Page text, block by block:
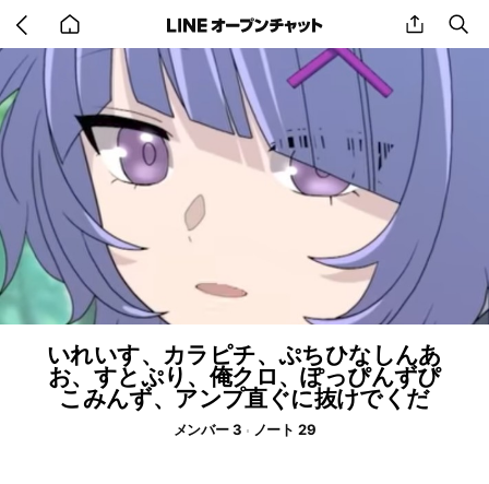
back
to
home
share
いれいす、カラピチ、ぷちひなしんあ
お、すとぷり、俺クロ、ぽっぴんずぴ
こみんず、アンプ直ぐに抜けでくだ
メンバー 3 ノート 29